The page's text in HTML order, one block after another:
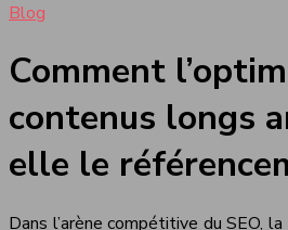
Blog
Comment
contenus longs
elle le
Dans l’arène compétitive du SEO,